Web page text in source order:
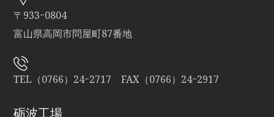
〒933ｰ0804
富山県高岡市問屋町87番地
TEL（0766）24ｰ2717 FAX（0766）24ｰ2917
砺波工場